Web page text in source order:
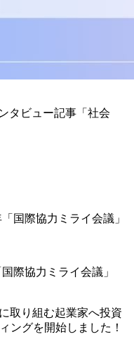
タビュー記事「社会
際協力ミライ会議」